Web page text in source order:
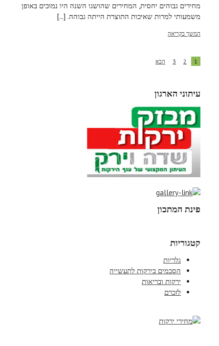
מחירים גבוהים יחסית, המחירים שהושגו השנה היו נמוכים באופן
משמעותי למרות שאיכות התוצרת הייתה גבוהה. [...]
המשך בקריאה
1
2
3 הבא
עיתוני הארגון
פינת המתכון
קטגוריות
גלריות
הסכמים בירקות לתעשייה
ירקות ובריאות
לזכרם